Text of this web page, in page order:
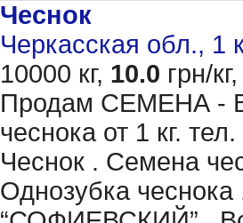
Чеснок
Черкасская обл., 1
10000 кг, 10.0 грн/кг,
Продам CЕМЕНА -
чеснока от 1 кг.
Чеснок . Семена
Однозубка чеснока